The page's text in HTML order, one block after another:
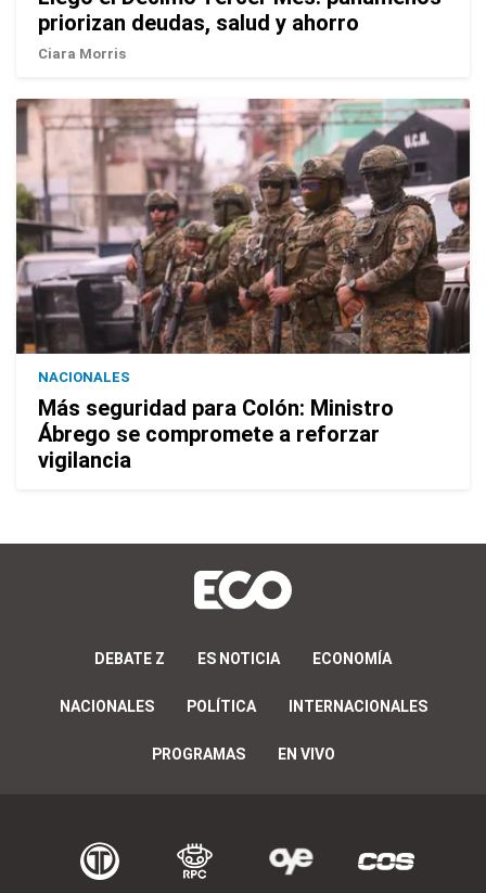
priorizan deudas, salud y ahorro
Ciara Morris
NACIONALES
Más seguridad para Colón: Ministro
Ábrego se compromete a reforzar
vigilancia
DEBATE Z ES NOTICIA ECONOMÍA
NACIONALES POLÍTICA INTERNACIONALES
PROGRAMAS EN VIVO